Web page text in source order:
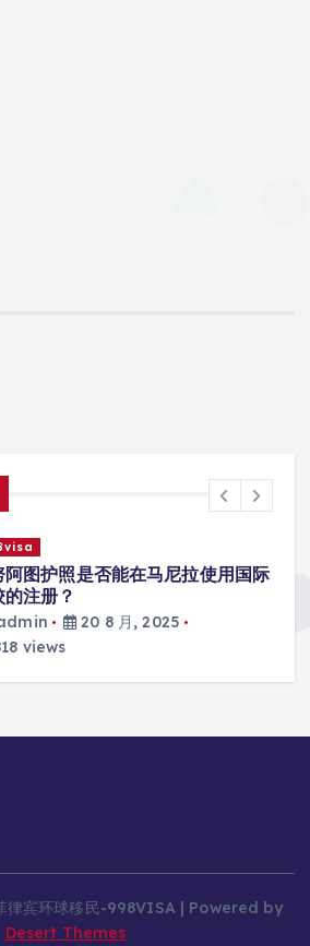
阿图护照是否能在马尼拉使用国际
的注册？
20 8 月, 2025
views
宾环球移民-998VISA | Powered by
Desert Themes